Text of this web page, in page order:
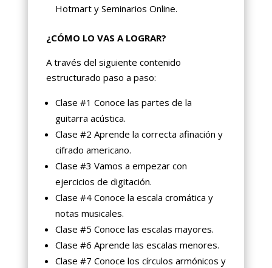
Hotmart y Seminarios Online.
¿CÓMO LO VAS A LOGRAR?
A través del siguiente contenido
estructurado paso a paso:
Clase #1 Conoce las partes de la
guitarra acústica.
Clase #2 Aprende la correcta afinación y
cifrado americano.
Clase #3 Vamos a empezar con
ejercicios de digitación.
Clase #4 Conoce la escala cromática y
notas musicales.
Clase #5 Conoce las escalas mayores.
Clase #6 Aprende las escalas menores.
Clase #7 Conoce los círculos armónicos y